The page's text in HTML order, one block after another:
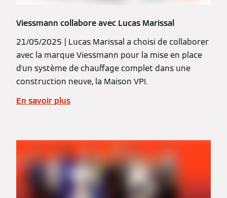
Viessmann collabore avec Lucas Marissal
21/05/2025 | Lucas Marissal a choisi de collaborer
avec la marque Viessmann pour la mise en place
d'un système de chauffage complet dans une
construction neuve, la Maison VPI.
En savoir plus